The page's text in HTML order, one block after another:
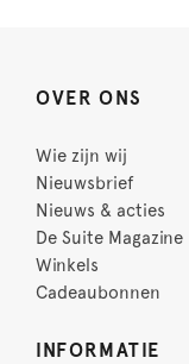
OVER ONS
Wie zijn wij
Nieuwsbrief
Nieuws & acties
De Suite Magazine
Winkels
Cadeaubonnen
INFORMATIE